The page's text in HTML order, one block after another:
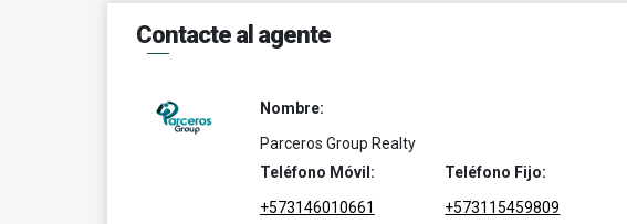
Contacte al agente
Nombre:
Parceros Group Realty
Teléfono Móvil:
+573146010661
Teléfono Fijo:
+573115459809